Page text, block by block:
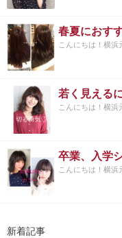
春夏におす
こんにちは！横浜
若く見える
こんにちは！横浜
こんにちは！横浜
新着記事